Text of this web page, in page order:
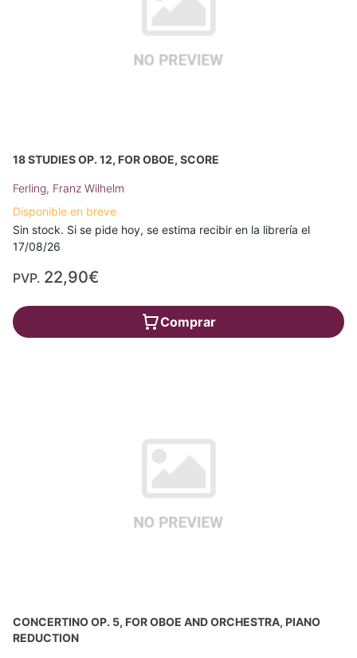
18 STUDIES OP. 12, FOR OBOE, SCORE
Ferling, Franz Wilhelm
Disponible en breve
Sin stock. Si se pide hoy, se estima recibir en la librería el
17/08/26
PVP. 22,90€
Comprar
CONCERTINO OP. 5, FOR OBOE AND ORCHESTRA, PIANO
REDUCTION